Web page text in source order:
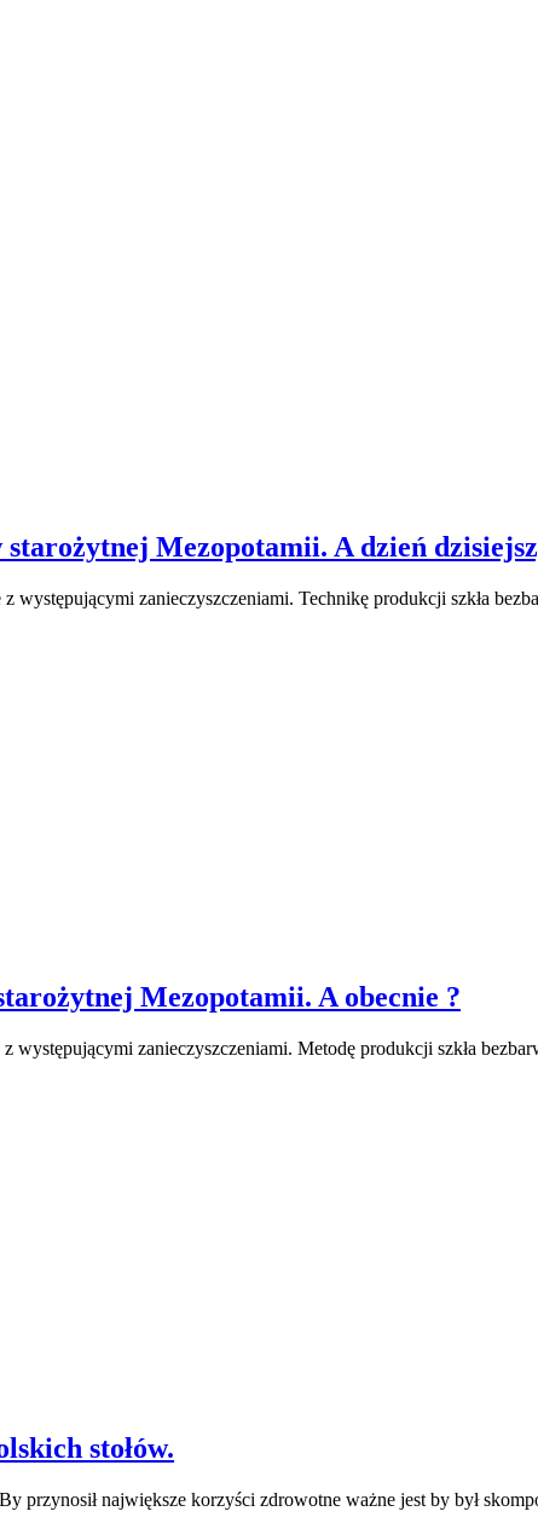
Mezopotamii. A dzień
występującymi zanieczyszczeniami. Technikę produkcji szkła
Mezopotamii. A obecnie ?
zanieczyszczeniami. Metodę produkcji szkła
stołów.
przynosił największe korzyści zdrowotne ważne jest by był